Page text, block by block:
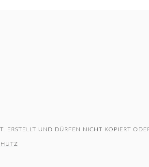
UND DÜRFEN NICHT KOPIERT